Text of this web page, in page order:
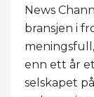
News
bransjen i
enn ett år
selskapet